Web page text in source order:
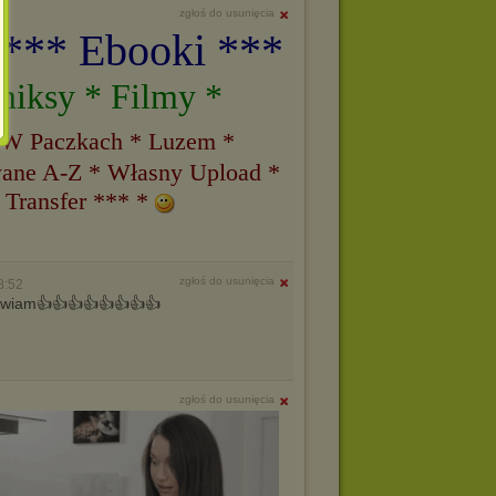
zgłoś do usunięcia
Ebooki ***
* Filmy *
Paczkach * Luzem *
A-Z * Własny Upload *
Transfer *** *
zgłoś do usunięcia
zgłoś do usunięcia